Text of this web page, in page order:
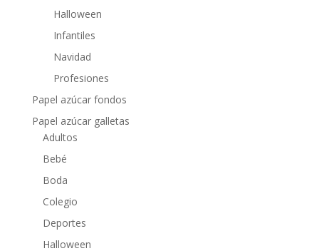
Halloween
Infantiles
Navidad
Profesiones
Papel azúcar fondos
Papel azúcar galletas
Adultos
Bebé
Boda
Colegio
Deportes
Halloween